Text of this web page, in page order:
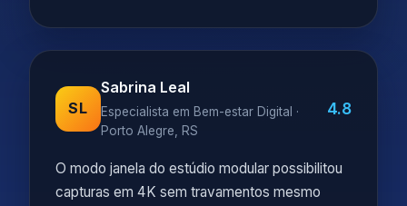
SL
Sabrina Leal
Especialista em Bem-estar Digital ·
Porto Alegre, RS
4.8
O modo janela do estúdio modular possibilitou
capturas em 4K sem travamentos mesmo